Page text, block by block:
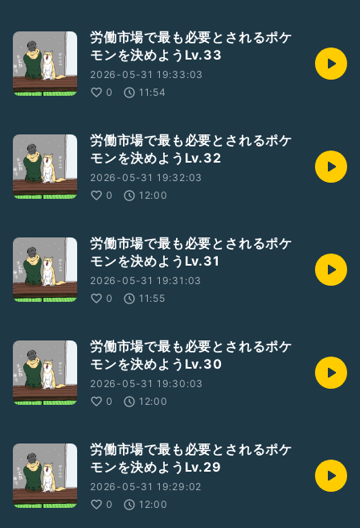
労働市場で最も必要とされるポケ
モンを決めようLv.33
2026-05-31 19:33:03
0
11:54
労働市場で最も必要とされるポケ
モンを決めようLv.32
2026-05-31 19:32:03
0
12:00
労働市場で最も必要とされるポケ
モンを決めようLv.31
2026-05-31 19:31:03
0
11:55
労働市場で最も必要とされるポケ
モンを決めようLv.30
2026-05-31 19:30:03
0
12:00
労働市場で最も必要とされるポケ
モンを決めようLv.29
2026-05-31 19:29:02
0
12:00